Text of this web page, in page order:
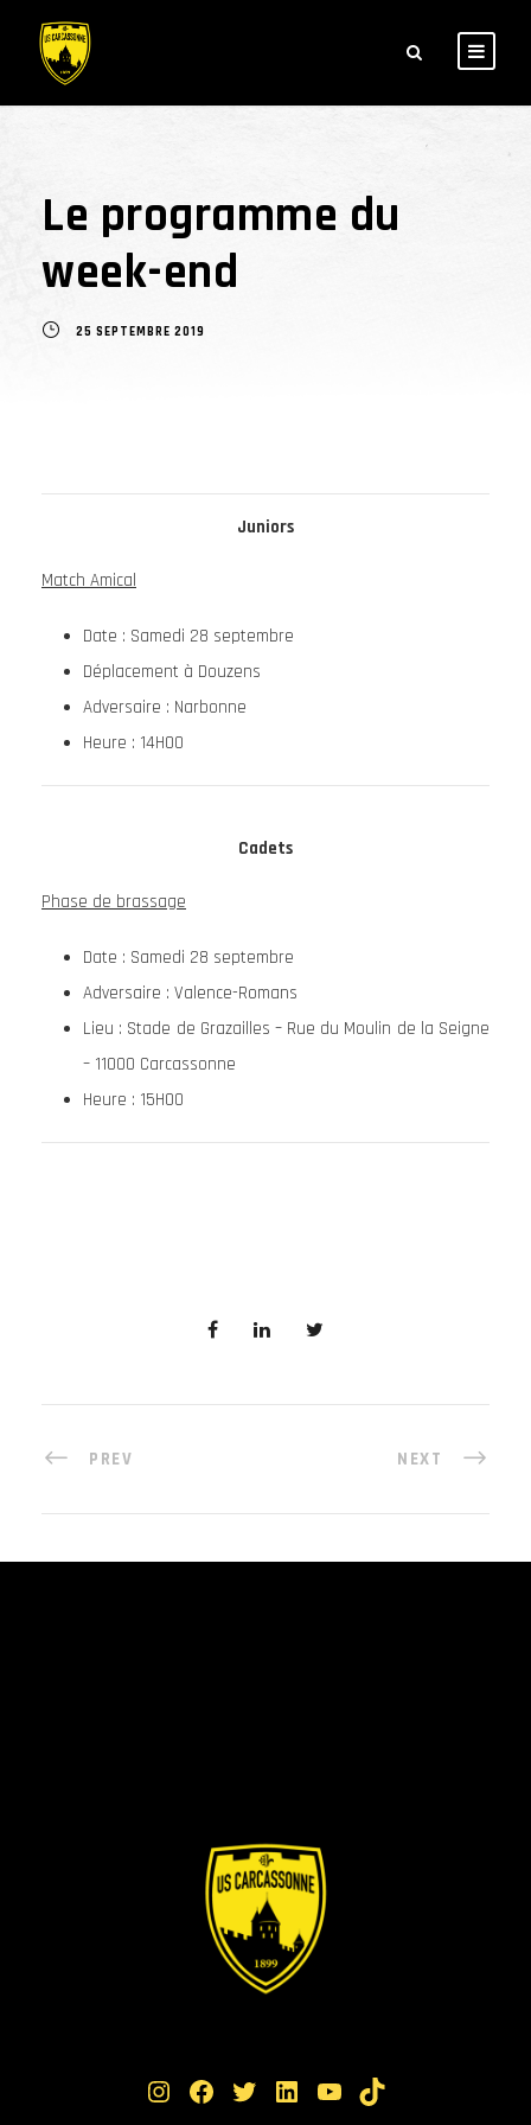
Le programme du
week-end
25 SEPTEMBRE 2019
Juniors
Match Amical
Date : Samedi 28 septembre
Déplacement à Douzens
Adversaire : Narbonne
Heure : 14H00
Cadets
Phase de brassage
Date : Samedi 28 septembre
Adversaire : Valence-Romans
Lieu : Stade de Grazailles – Rue du Moulin de la Seigne
– 11000 Carcassonne
Heure : 15H00
PREV NEXT
Instagram Facebook Twitter LinkedIn YouTube TikTok